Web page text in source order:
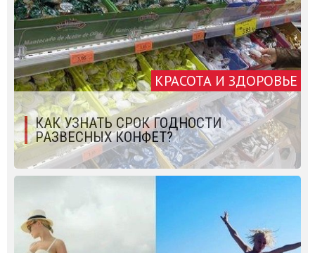
КРАСОТА И ЗДОРОВЬЕ
КАК УЗНАТЬ СРОК ГОДНОСТИ
РАЗВЕСНЫХ КОНФЕТ?